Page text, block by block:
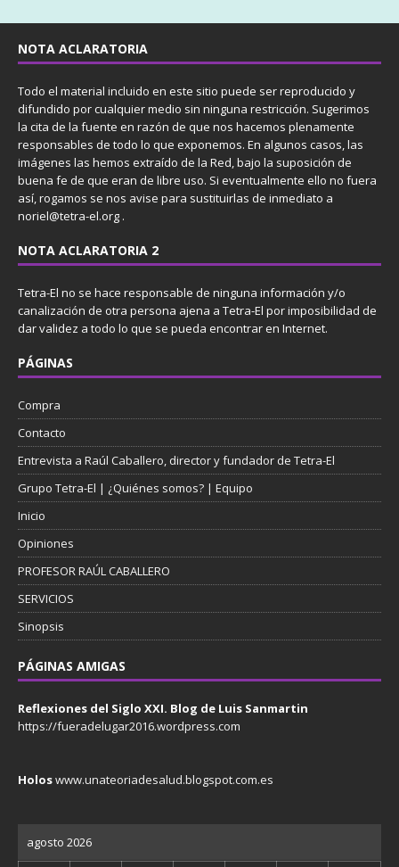
NOTA ACLARATORIA
Todo el material incluido en este sitio puede ser reproducido y
difundido por cualquier medio sin ninguna restricción. Sugerimos
la cita de la fuente en razón de que nos hacemos plenamente
responsables de todo lo que exponemos. En algunos casos, las
imágenes las hemos extraído de la Red, bajo la suposición de
buena fe de que eran de libre uso. Si eventualmente ello no fuera
así, rogamos se nos avise para sustituirlas de inmediato a
noriel@tetra-el.org .
NOTA ACLARATORIA 2
Tetra-El no se hace responsable de ninguna información y/o
canalización de otra persona ajena a Tetra-El por imposibilidad de
dar validez a todo lo que se pueda encontrar en Internet.
PÁGINAS
Compra
Contacto
Entrevista a Raúl Caballero, director y fundador de Tetra-El
Grupo Tetra-El | ¿Quiénes somos? | Equipo
Inicio
Opiniones
PROFESOR RAÚL CABALLERO
SERVICIOS
Sinopsis
PÁGINAS AMIGAS
Reflexiones del Siglo XXI. Blog de Luis Sanmartin
https://fueradelugar2016.wordpress.com
Holoswww.unateoriadesalud.blogspot.com.es
agosto 2026